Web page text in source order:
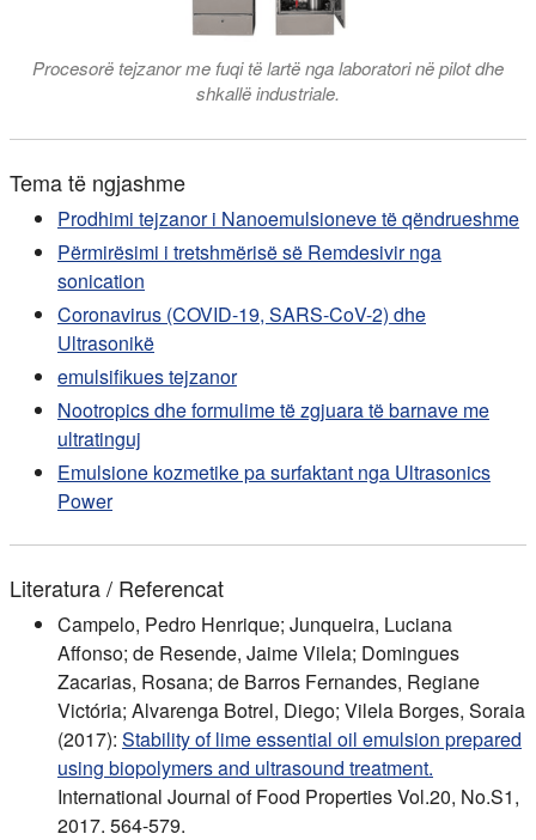
Procesorë tejzanor me fuqi të lartë nga laboratori në pilot dhe
shkallë industriale.
Tema të ngjashme
Prodhimi tejzanor i Nanoemulsioneve të qëndrueshme
Përmirësimi i tretshmërisë së Remdesivir nga
sonication
Coronavirus (COVID-19, SARS-CoV-2) dhe
Ultrasonikë
emulsifikues tejzanor
Nootropics dhe formulime të zgjuara të barnave me
ultratinguj
Emulsione kozmetike pa surfaktant nga Ultrasonics
Power
Literatura / Referencat
Campelo, Pedro Henrique; Junqueira, Luciana
Affonso; de Resende, Jaime Vilela; Domingues
Zacarias, Rosana; de Barros Fernandes, Regiane
Victória; Alvarenga Botrel, Diego; Vilela Borges, Soraia
(2017): Stability of lime essential oil emulsion prepared
using biopolymers and ultrasound treatment.
International Journal of Food Properties Vol.20, No.S1,
2017. 564-579.